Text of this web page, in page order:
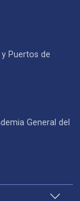
y Puertos de
General del